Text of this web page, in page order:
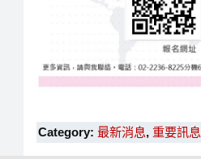
Category: 最新消息, 重要訊息